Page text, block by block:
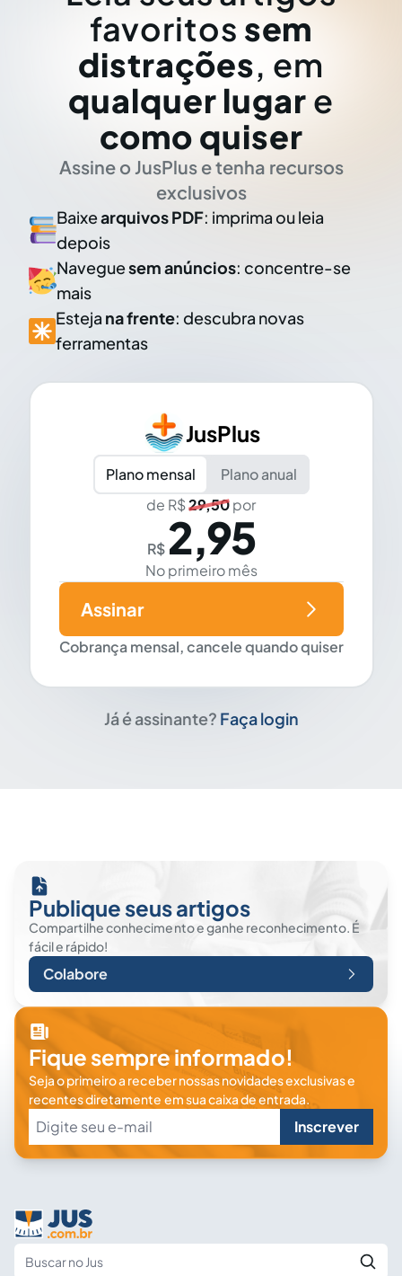
favoritos sem
distrações, em
qualquer lugar e
como quiser
Assine o JusPlus e tenha recursos
exclusivos
Baixearquivos PDF: imprima ou leia
depois
Naveguesem anúncios: concentre-se
mais
Esteja na frente: descubra novas
ferramentas
JusPlus
Plano mensal
Plano anual
de R$29,50por
R$ 2,95
No primeiro mês
Cobrança mensal, cancele quando quiser
Assinar
Já é assinante? Faça login
Publique seus artigos
Compartilhe conhecimento e ganhe reconhecimento. É
fácil e rápido!
Colabore
Fique sempre informado!
Seja o primeiro a receber nossas novidades exclusivas e
recentes diretamente em sua caixa de entrada.
Inscrever